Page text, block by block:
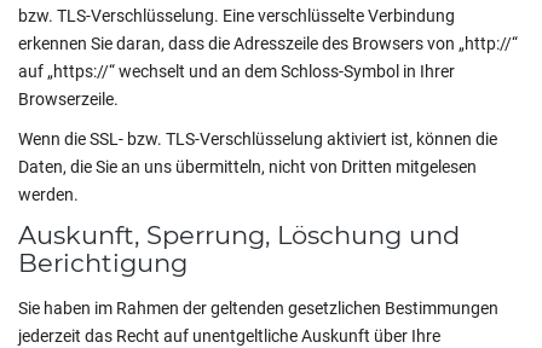
bzw. TLS-Verschlüsselung. Eine verschlüsselte Verbindung
erkennen Sie daran, dass die Adresszeile des Browsers von „http://“
auf „https://“ wechselt und an dem Schloss-Symbol in Ihrer
Browserzeile.
Wenn die SSL- bzw. TLS-Verschlüsselung aktiviert ist, können die
Daten, die Sie an uns übermitteln, nicht von Dritten mitgelesen
werden.
Auskunft, Sperrung, Löschung und
Berichtigung
Sie haben im Rahmen der geltenden gesetzlichen Bestimmungen
jederzeit das Recht auf unentgeltliche Auskunft über Ihre